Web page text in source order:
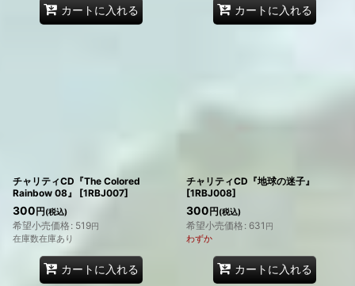
カートに入れる カートに入れる
チャリティCD『The Colored
Rainbow 08』
[1RBJ007]
300円(税込)
希望小売価格 : 519円
在庫数在庫あり
カートに入れる
チャリティCD『地球の迷子』
[1RBJ008]
300円(税込)
希望小売価格 : 631 円
わずか
カートに入れる